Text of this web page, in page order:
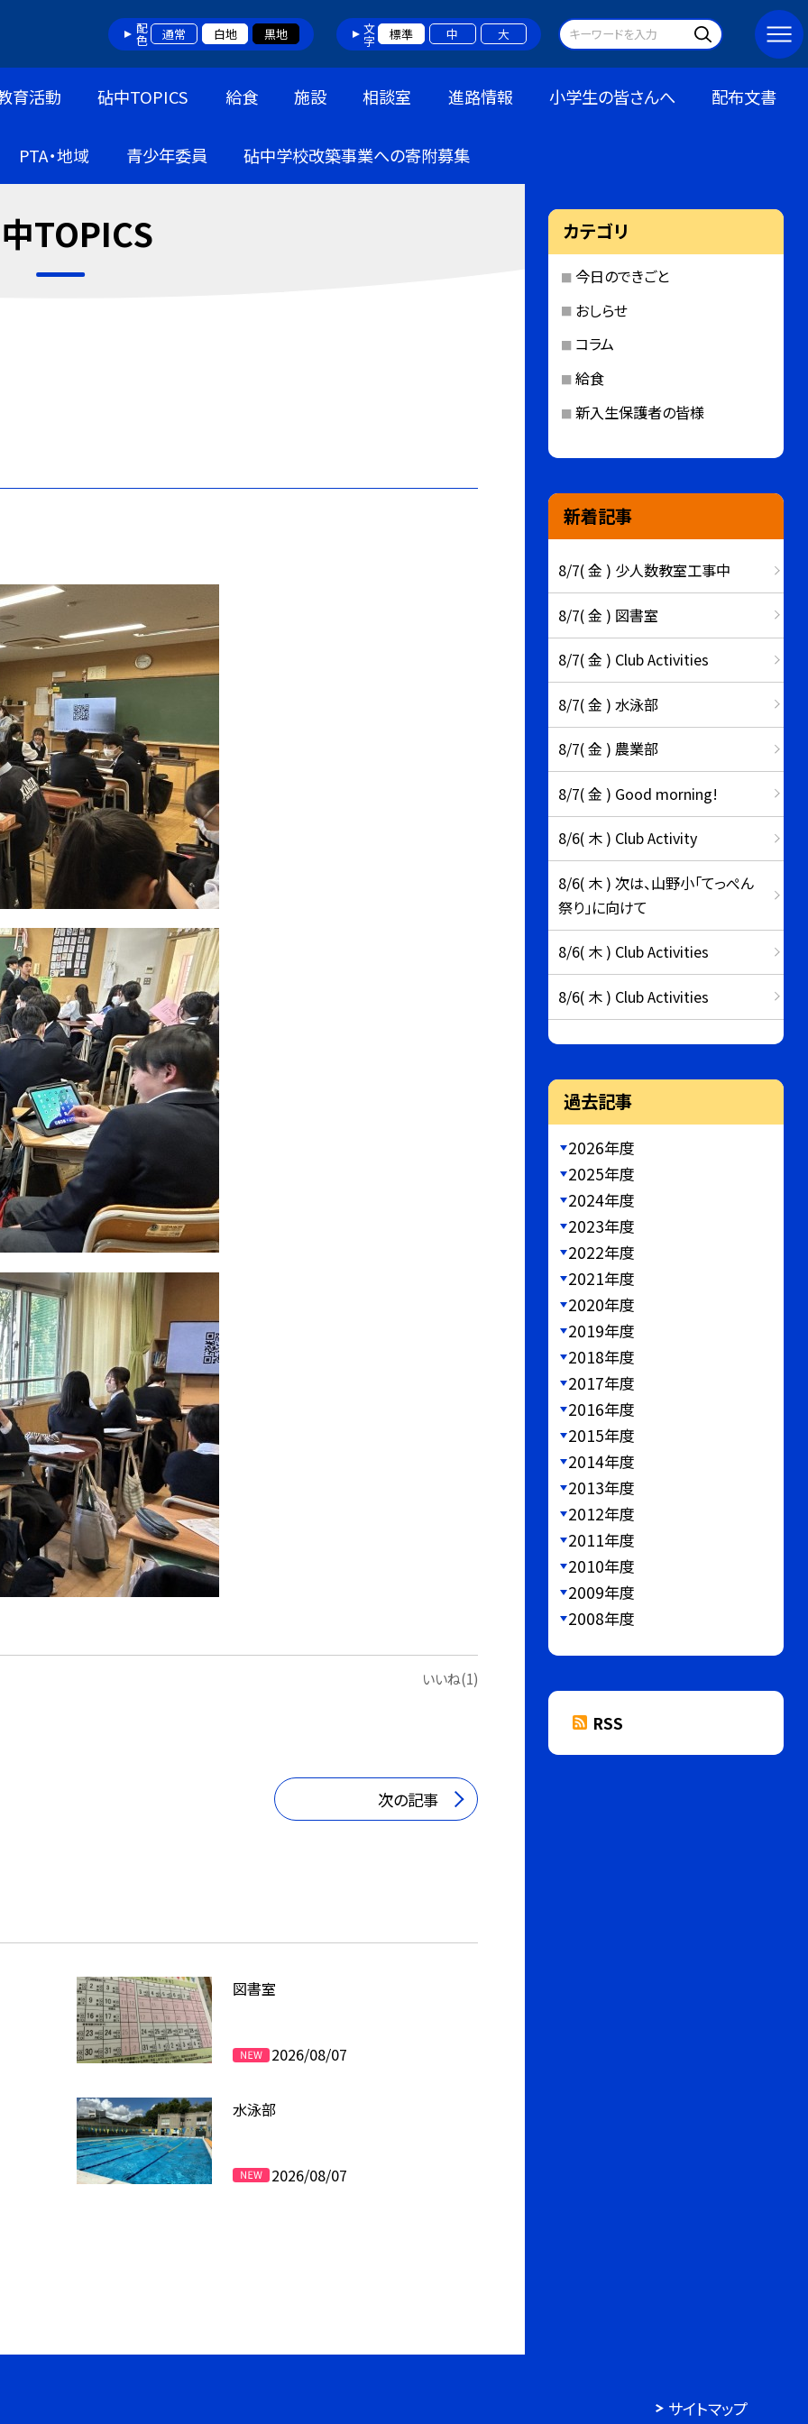
配色 通常 白地 黒地 文字 標準 中 大
育活動 砧中TOPICS 給食 施設 相談室 進路情報 小学生の皆さんへ 配布文書
PTA・地域 青少年委員 砧中学校改築事業への寄附募集
TOPICS
いいね(1)
次の記事
図書室
2026/08/07
水泳部
2026/08/07
カテゴリ
今日のできごと
おしらせ
コラム
給食
新入生保護者の皆様
新着記事
8/7( 金 ) 少人数教室工事中
8/7( 金 ) 図書室
8/7( 金 ) Club Activities
8/7( 金 ) 水泳部
8/7( 金 ) 農業部
8/7( 金 ) Good morning!
8/6( 木 ) Club Activity
8/6( 木 ) 次は、山野小「てっぺん
祭り」に向けて
8/6( 木 ) Club Activities
8/6( 木 ) Club Activities
過去記事
2026年度
2025年度
2024年度
2023年度
2022年度
2021年度
2020年度
2019年度
2018年度
2017年度
2016年度
2015年度
2014年度
2013年度
2012年度
2011年度
2010年度
2009年度
2008年度
RSS
サイトマップ